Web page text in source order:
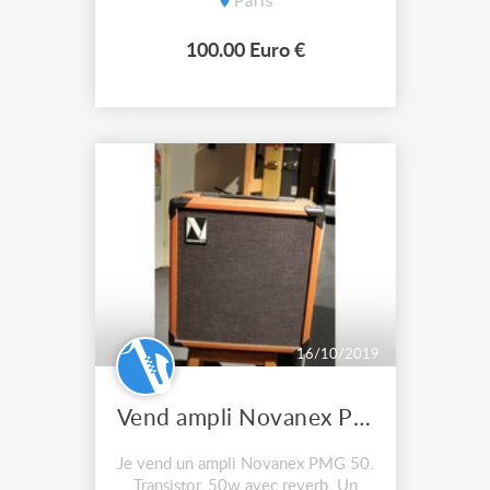
140*40*60cm 2 pièces disponibles
100.00 Euro €
16/10/2019
Vend ampli Novanex PMG 50
Je vend un ampli Novanex PMG 50.
Transistor, 50w avec reverb. Un